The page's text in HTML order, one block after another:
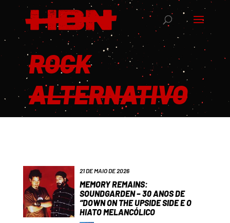
ROCK
ALTERNATIVO
21 DE MAIO DE 2026
MEMORY REMAINS:
SOUNDGARDEN – 30 ANOS DE
“DOWN ON THE UPSIDE SIDE E O
HIATO MELANCÓLICO